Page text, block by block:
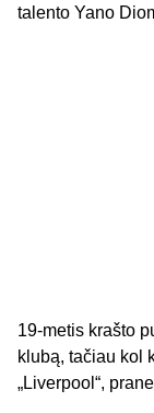
talento Yano
19-metis krašto
klubą, tačiau kol
„Liverpool“,